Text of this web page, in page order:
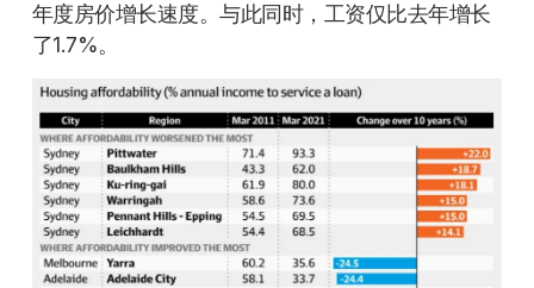
年度房价增长速度。与此同时，工资仅比去年增长
了1.7%。